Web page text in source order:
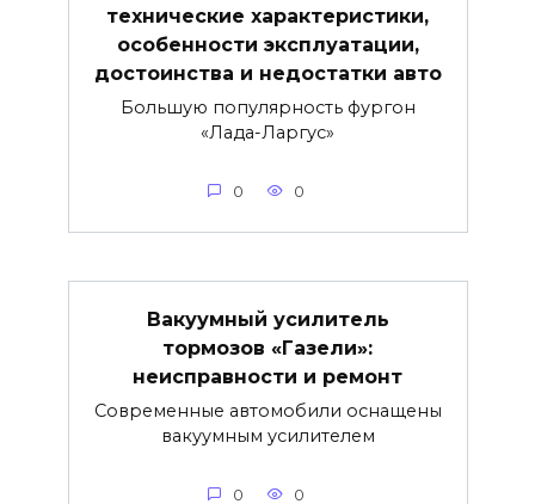
технические характеристики,
особенности эксплуатации,
достоинства и недостатки авто
Большую популярность фургон
«Лада-Ларгус»
0 0
Вакуумный усилитель
тормозов «Газели»:
неисправности и ремонт
Современные автомобили оснащены
вакуумным усилителем
0 0